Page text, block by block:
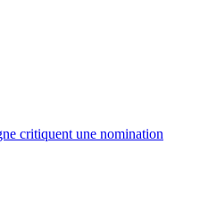
critiquent une nomination